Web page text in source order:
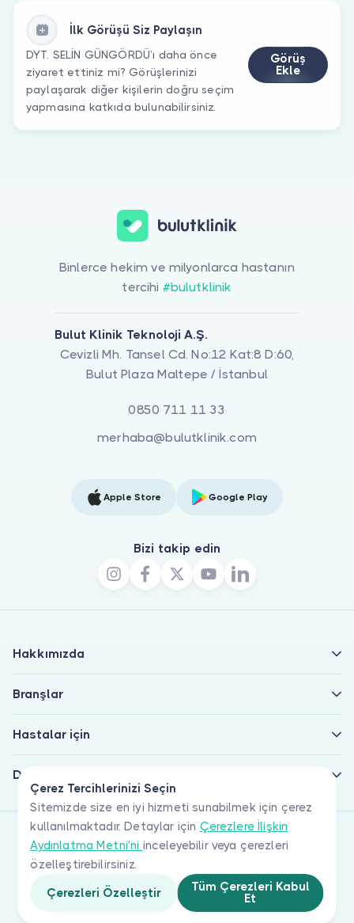
İlk Görüşü Siz Paylaşın
DYT. SELİN GÜNGÖRDÜ’ı daha önce
ziyaret ettiniz mi? Görüşlerinizi
paylaşarak diğer kişilerin doğru seçim
yapmasına katkıda bulunabilirsiniz.
Görüş
Ekle
Çerez Tercihlerinizi Seçin
Sitemizde size en iyi hizmeti sunabilmek için çerez
kullanılmaktadır. Detaylar için Çerezlere İlişkin
Aydınlatma Metni'ni inceleyebilir veya çerezleri
özelleştirebilirsiniz.
Çerezleri Özelleştir
Tüm Çerezleri Kabul
Et
Binlerce hekim ve milyonlarca hastanın
tercihi #bulutklinik
Bulut Klinik Teknoloji A.Ş.
Cevizli Mh. Tansel Cd. No:12 Kat:8 D:60,
Bulut Plaza Maltepe / İstanbul
0850 711 11 33
merhaba@bulutklinik.com
Apple Store Google Play
Bizi takip edin
Hakkımızda
Branşlar
Hastalar için
Doktorlar için